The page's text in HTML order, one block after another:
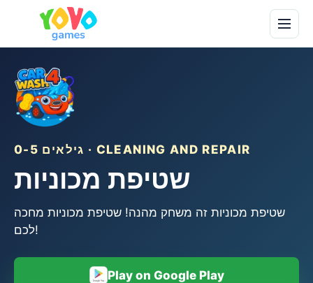
גילאים 0-5 · CLEANING AND REPAIR
שטיפת מכוניות
שטיפת מכוניות זה משחק מהנה! שטיפת מכוניות מחכה
לכם!
Play on Google Play